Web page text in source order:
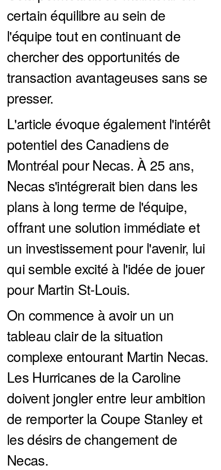
certain équilibre au sein de
l'équipe tout en continuant de
chercher des opportunités de
transaction avantageuses sans se
presser.
L'article évoque également l'intérêt
potentiel des Canadiens de
Montréal pour Necas. À 25 ans,
Necas s'intégrerait bien dans les
plans à long terme de l'équipe,
offrant une solution immédiate et
un investissement pour l'avenir, lui
qui semble excité à l'idée de jouer
pour Martin St-Louis.
On commence à avoir un un
tableau clair de la situation
complexe entourant Martin Necas.
Les Hurricanes de la Caroline
doivent jongler entre leur ambition
de remporter la Coupe Stanley et
les désirs de changement de
Necas.